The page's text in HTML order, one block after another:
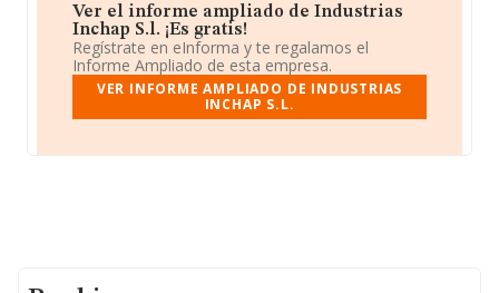
Ver el informe ampliado de Industrias
Inchap S.l. ¡Es gratis!
Regístrate en eInforma y te regalamos el
Informe Ampliado de esta empresa.
VER INFORME AMPLIADO DE INDUSTRIAS
INCHAP S.L.